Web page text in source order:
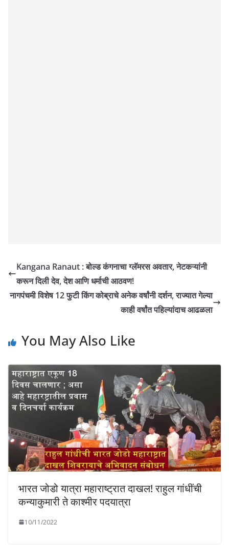
Kangana Ranaut : बोल्ड कंगनाचा ग्लॅमरस अवतार, नेटकऱ्यांनी
करून दिली देव, देश आणि धर्माची आठवण!
नागपंचमी विशेष 12 फुटी किंग कोब्राचे अनेक वर्षांनी दर्शन, राज्यात गेल्या
काही वर्षांत पहिल्यांदाच आढळला
You May Also Like
भारत जोडो यात्रा महाराष्ट्रात दाखल! राहुल गांधींची
कन्याकुमारी ते काश्मीर पदयात्रा
10/11/2022